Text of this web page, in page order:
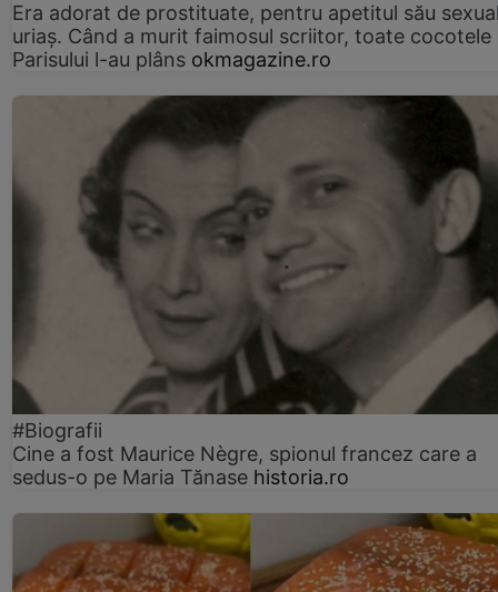
Era adorat de prostituate, pentru apetitul său
uriaș. Când a murit faimosul scriitor, toate cocotele
Parisului l-au plâns okmagazine.ro
#Biografii
Cine a fost Maurice Nègre, spionul francez care a
sedus-o pe Maria Tănase historia.ro